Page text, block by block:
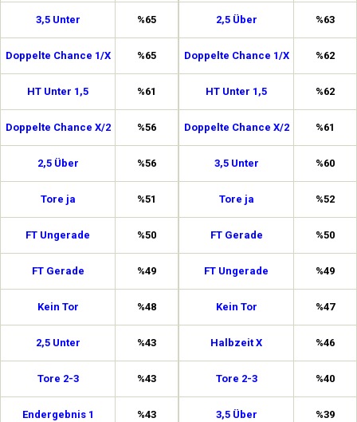
3,5 Unter %65
Doppelte Chance 1/X %65
HT Unter 1,5 %61
Doppelte Chance X/2 %56
2,5 Über %56
Tore ja %51
FT Ungerade %50
FT Gerade %49
Kein Tor %48
2,5 Unter %43
Tore 2-3 %43
Endergebnis 1 %43
2,5 Über %63
Doppelte Chance 1/X %62
HT Unter 1,5 %62
Doppelte Chance X/2 %61
3,5 Unter %60
Tore ja %52
FT Gerade %50
FT Ungerade %49
Kein Tor %47
Halbzeit X %46
Tore 2-3 %40
3,5 Über %39